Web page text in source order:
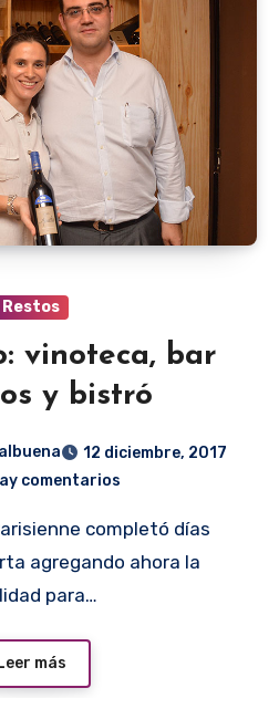
Restos
vinoteca, bar
y bistró
12 diciembre, 2017
comentarios
agregando ahora la
para…
más